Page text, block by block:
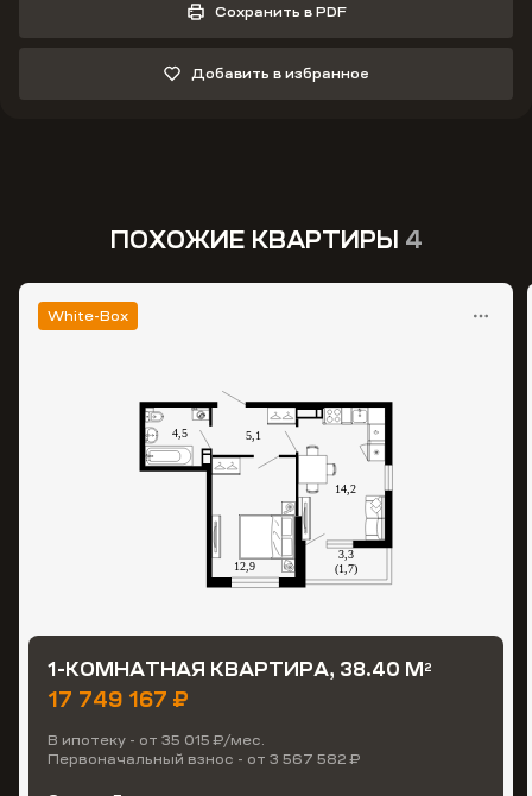
Сохранить в PDF
Добавить в избранное
ПОХОЖИЕ КВАРТИРЫ 4
White-Box
1-КОМНАТНАЯ КВАРТИРА, 38.40 М2
17 749 167 ₽
В ипотеку - от 35 015 ₽/мес.
Первоначальный взнос - от 3 567 582 ₽